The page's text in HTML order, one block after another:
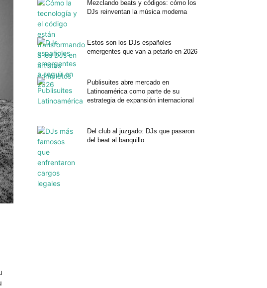
Mezclando beats y códigos: cómo los
DJs reinventan la música moderna
Estos son los DJs españoles
emergentes que van a petarlo en 2026
Publisuites abre mercado en
Latinoamérica como parte de su
estrategia de expansión internacional
Del club al juzgado: DJs que pasaron
del beat al banquillo